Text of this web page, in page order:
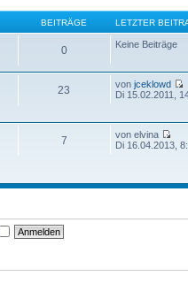
BEITRÄGE LETZTER
0 Keine Beiträge
23 vonjceklowd
Di 15.02.2011,
7
von elvina
Di 16.04.2013,